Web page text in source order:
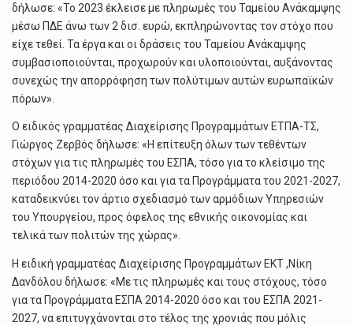
δήλωσε: «Το 2023 έκλεισε με πληρωμές του Ταμείου Ανάκαμψης
μέσω ΠΔΕ άνω των 2 δισ. ευρώ, εκπληρώνοντας τον στόχο που
είχε τεθεί. Τα έργα και οι δράσεις του Ταμείου Ανάκαμψης
συμβασιοποιούνται, προχωρούν και υλοποιούνται, αυξάνοντας
συνεχώς την απορρόφηση των πολύτιμων αυτών ευρωπαϊκών
πόρων».
Ο ειδικός γραμματέας Διαχείρισης Προγραμμάτων ΕΤΠΑ-ΤΣ,
Γιώργος Ζερβός δήλωσε: «Η επίτευξη όλων των τεθέντων
στόχων για τις πληρωμές του ΕΣΠΑ, τόσο για το κλείσιμο της
περιόδου 2014-2020 όσο και για τα Προγράμματα του 2021-2027,
καταδεικνύει τον άρτιο σχεδιασμό των αρμόδιων Υπηρεσιών
του Υπουργείου, προς όφελος της εθνικής οικονομίας και
τελικά των πολιτών της χώρας».
Η ειδική γραμματέας Διαχείρισης Προγραμμάτων ΕΚΤ ,Νίκη
Δανδόλου δήλωσε: «Με τις πληρωμές και τους στόχους, τόσο
για τα Προγράμματα ΕΣΠΑ 2014-2020 όσο και του ΕΣΠΑ 2021-
2027, να επιτυγχάνονται στο τέλος της χρονιάς που μόλις